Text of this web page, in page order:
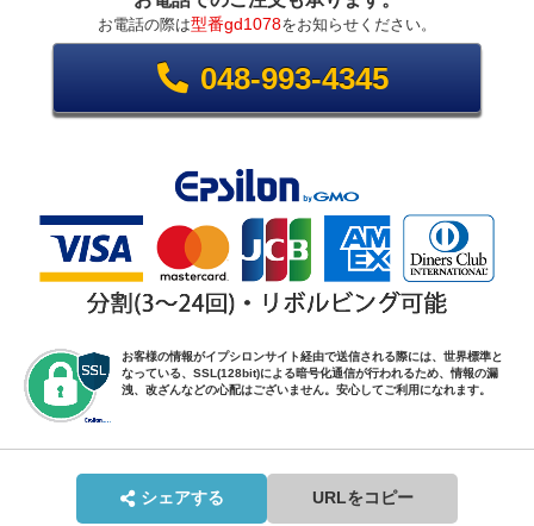
お電話の際は型番gd1078をお知らせください。
048-993-4345
お客様の情報がイプシロンサイト経由で送信される際には、世界標準と
なっている、SSL(128bit)による暗号化通信が行われるため、情報の漏
洩、改ざんなどの心配はございません。安心してご利用になれます。
シェアする URLをコピー